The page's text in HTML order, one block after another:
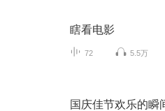
瞎看电影
72 5.5万
国庆佳节欢乐的瞬